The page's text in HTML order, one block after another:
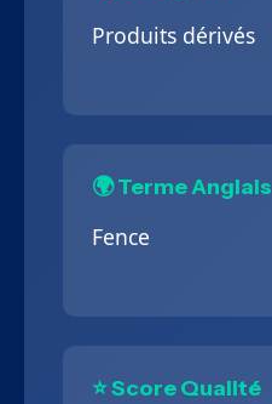
Produits dérivés
🌍 Terme Anglais
Fence
⭐ Score Qualité